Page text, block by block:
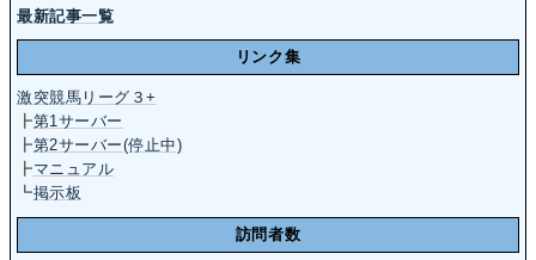
最新記事一覧
リンク集
激突競馬リーグ３+
┣第1サーバー
┣第2サーバー(停止中)
┣マニュアル
┗掲示板
訪問者数